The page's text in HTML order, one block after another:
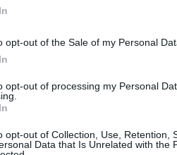
opt-out of the Sale of my Personal
opt-out of processing my Personal
opt-out of Collection, Use, Retention,
Data that Is Unrelated with the
2.